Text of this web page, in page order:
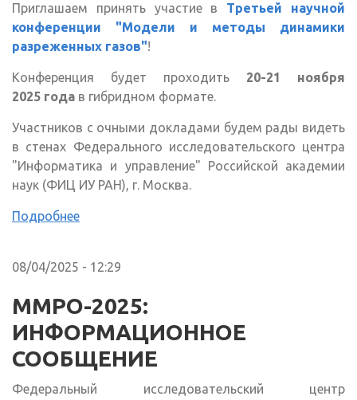
Приглашаем принять участие в Третьей научной
конференции "Модели и методы динамики
разреженных газов"!
Конференция будет проходить 20-21 ноября
2025 года в гибридном форм​ате.
Участников с очными докладами будем рады видеть
в стенах Федерального исследовательского центра
"Информатика и управление" Российской академии
наук (ФИЦ ИУ РАН), г. Москва.
Подробнее
08/04/2025 - 12:29
ММРО-2025:
ИНФОРМАЦИОННОЕ
СООБЩЕНИЕ
Федеральный исследовательский центр